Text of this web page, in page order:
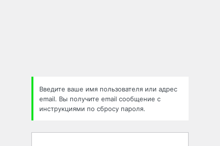
Введите ваше имя пользователя или адрес
email. Вы получите email сообщение с
инструкциями по сбросу пароля.